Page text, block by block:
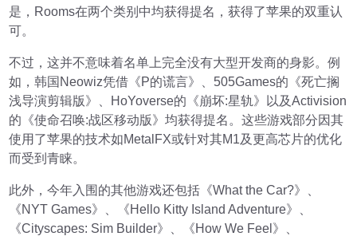
是，Rooms在两个类别中均获得提名，获得了苹果的双重认
可。
不过，这并不意味着名单上完全没有大型开发商的身影。例
如，韩国Neowiz凭借《P的谎言》、505Games的《死亡搁
浅导演剪辑版》、HoYoverse的《崩坏:星轨》以及Activision
的《使命召唤:战区移动版》均获得提名。这些游戏部分因其
使用了苹果的技术如MetalFX或针对其M1及更高芯片的优化
而受到青睐。
此外，今年入围的其他游戏还包括《What the Car?》、
《NYT Games》、《Hello Kitty Island Adventure》、
《Cityscapes: Sim Builder》、《How We Feel》、